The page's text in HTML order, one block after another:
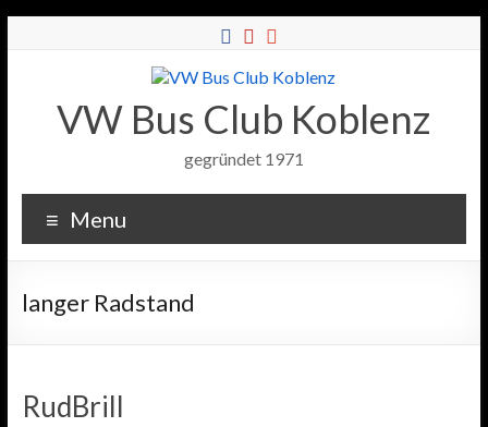
VW Bus Club Koblenz
gegründet 1971
Menu
langer Radstand
RudBrill